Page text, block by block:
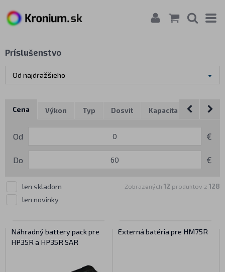
Príslušenstvo
Od najdražšieho
Cena Výkon Typ Dosvit Kapacita Max
Od €
Do €
Zobrazených 12 produktov z 128
len skladom
len novinky
Náhradný battery pack pre
HP35R a HP35R SAR
Externá batéria pre HM75R